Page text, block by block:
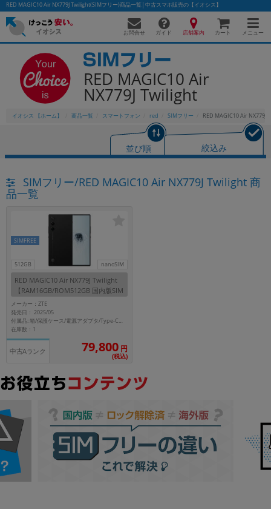
RED MAGIC10 Air NX779J Twilight(SIMフリー)商品一覧│中古スマホ販売の【イオシス】
お問合せ ガイド 店舗案内 カート メニュー
RED MAGIC10 Air
NX779J Twilight
イオシス 【ホーム】 商品一覧 スマートフォン red SIMフリー RED MAGIC10 Air NX779J
並び順 絞込み
SIMフリー/RED MAGIC10 Air NX779J Twilight 商
品一覧
512GB nanoSIM
SIMFREE
RED MAGIC10 Air NX779J Twilight
【RAM16GB/ROM512GB 国内版SIM
フリー】
メーカー：ZTE
発売日： 2025/05
付属品: 箱/保護ケース/電源アダプタ/Type-Cケーブル/SIMピン/取扱説明書
在庫数：1
中古Aランク 79,800 円
(税込)
かんたんパソコン検索に切り替える
人気の検索ワード： Let's note EliteBook MacBook
「スマートフォン」「タブレット」など
商品シリーズ名・ブランド名の絞り込み。
「iPhone」「Xperia」「Galaxy」など
メーカー
製造、販売メーカーの絞り込み
「Apple」「SONY」「SHARP」など
機能・特徴
商品の搭載機能による絞り込み
ドライブ
ランク
商品状態の絞り込み
「新品」「未使用」「中古」など
CPU
CPUの絞り込み